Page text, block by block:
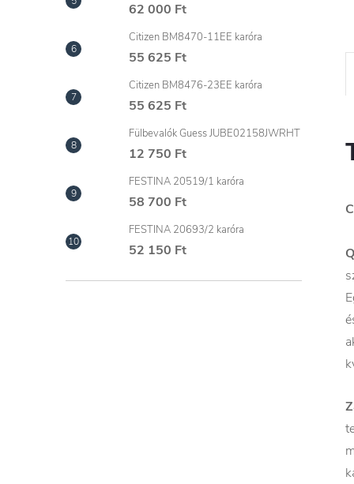
62 000 Ft
Citizen BM8470-11EE karóra
55 625 Ft
Citizen BM8476-23EE karóra
55 625 Ft
Fülbevalók Guess JUBE02158JWRHT
12 750 Ft
FESTINA 20519/1 karóra
58 700 Ft
FESTINA 20693/2 karóra
52 150 Ft